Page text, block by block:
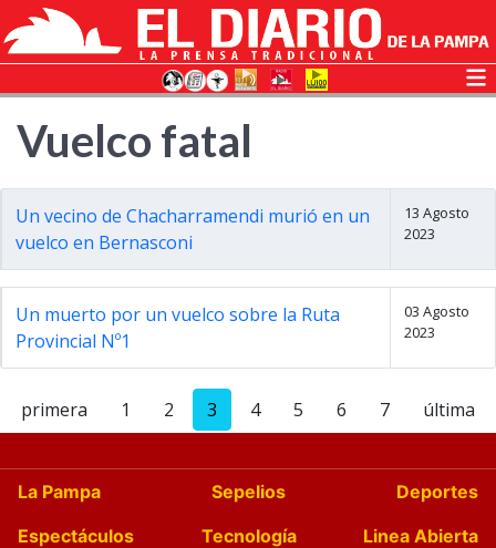
Vuelco fatal
Un vecino de Chacharramendi murió en un
vuelco en Bernasconi
13 Agosto
2023
Un muerto por un vuelco sobre la Ruta
Provincial Nº1
03 Agosto
2023
primera 1 2 3 4 5 6 7 última
La Pampa Sepelios
Deportes
Espectáculos
Tecnología
Linea Abierta